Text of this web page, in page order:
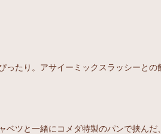
ったり。アサイーミックスラッシーとの
ベツと一緒にコメダ特製のパンで挟んだ